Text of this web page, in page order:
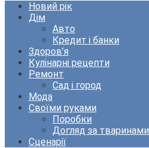
Новий рік
Дім
Авто
Кредит і банки
Здоров’я
Кулінарні рецепти
Ремонт
Сад і город
Мода
Своїми руками
Поробки
Догляд за тваринами
Сценарії